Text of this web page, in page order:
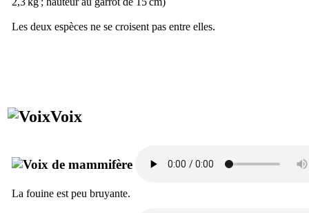
Les deux espèces ne se croisent pas entre elles.
Voix
La fouine est peu bruyante.